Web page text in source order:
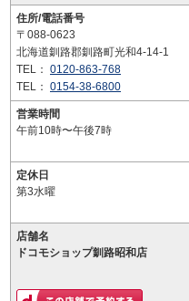
住所/電話番号
〒088-0623
北海道釧路郡釧路町光和4-14-1
TEL： 0120-863-768
TEL： 0154-38-6800
営業時間
午前10時〜午後7時
定休日
第3水曜
店舗名
ドコモショップ釧路昭和店